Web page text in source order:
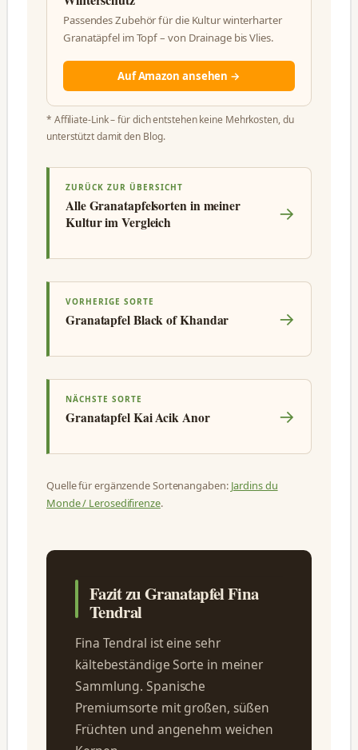
Passendes Zubehör für die Kultur winterharter
Granatäpfel im Topf – von Drainage bis Vlies.
Auf Amazon ansehen →
* Affiliate-Link – für dich entstehen keine Mehrkosten, du
unterstützt damit den Blog.
ZURÜCK ZUR ÜBERSICHT
Alle Granatapfelsorten in meiner
Kultur im Vergleich
→
VORHERIGE SORTE
Granatapfel Black of Khandar →
NÄCHSTE SORTE
Granatapfel Kai Acik Anor →
Quelle für ergänzende Sortenangaben: Jardins du
Monde / Lerosedifirenze.
Fazit zu Granatapfel Fina
Tendral
Fina Tendral ist eine sehr
kältebeständige Sorte in meiner
Sammlung. Spanische
Premiumsorte mit großen, süßen
Früchten und angenehm weichen